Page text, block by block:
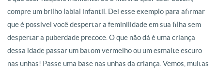
compre um brilho labial infantil. Dei esse exemplo para afirmar
que é possível você despertar a feminilidade em sua filha sem
despertar a puberdade precoce. O que não dá é uma criança
dessa idade passar um batom vermelho ou um esmalte escuro
nas unhas! Passe uma base nas unhas da criança. Vemos, muitas